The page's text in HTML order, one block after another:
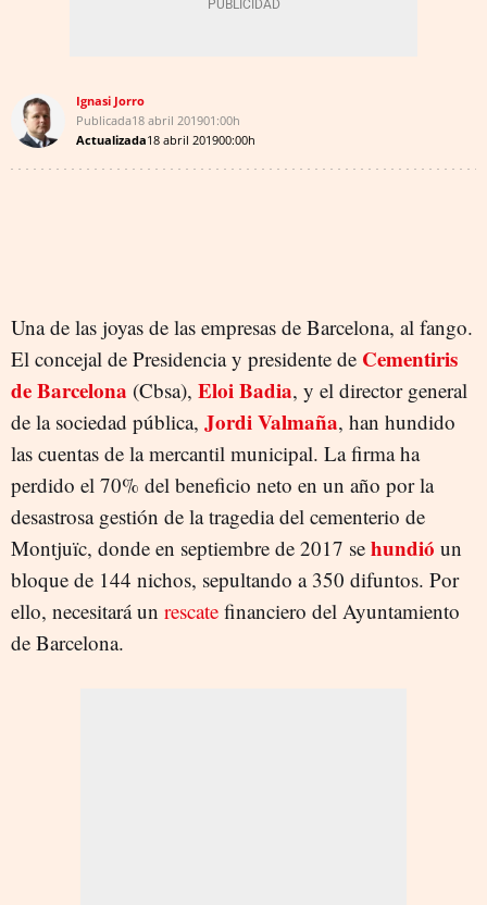
Ignasi Jorro
Publicada18 abril 201901:00h
Actualizada18 abril 201900:00h
Una de las joyas de las empresas de Barcelona, al fango.
El concejal de Presidencia y presidente de Cementiris
de Barcelona (Cbsa), Eloi Badia, y el director general
de la sociedad pública, Jordi Valmaña, han hundido
las cuentas de la mercantil municipal. La firma ha
perdido el 70% del beneficio neto en un año por la
desastrosa gestión de la tragedia del cementerio de
Montjuïc, donde en septiembre de 2017 se hundió un
bloque de 144 nichos, sepultando a 350 difuntos. Por
ello, necesitará un rescate financiero del Ayuntamiento
de Barcelona.